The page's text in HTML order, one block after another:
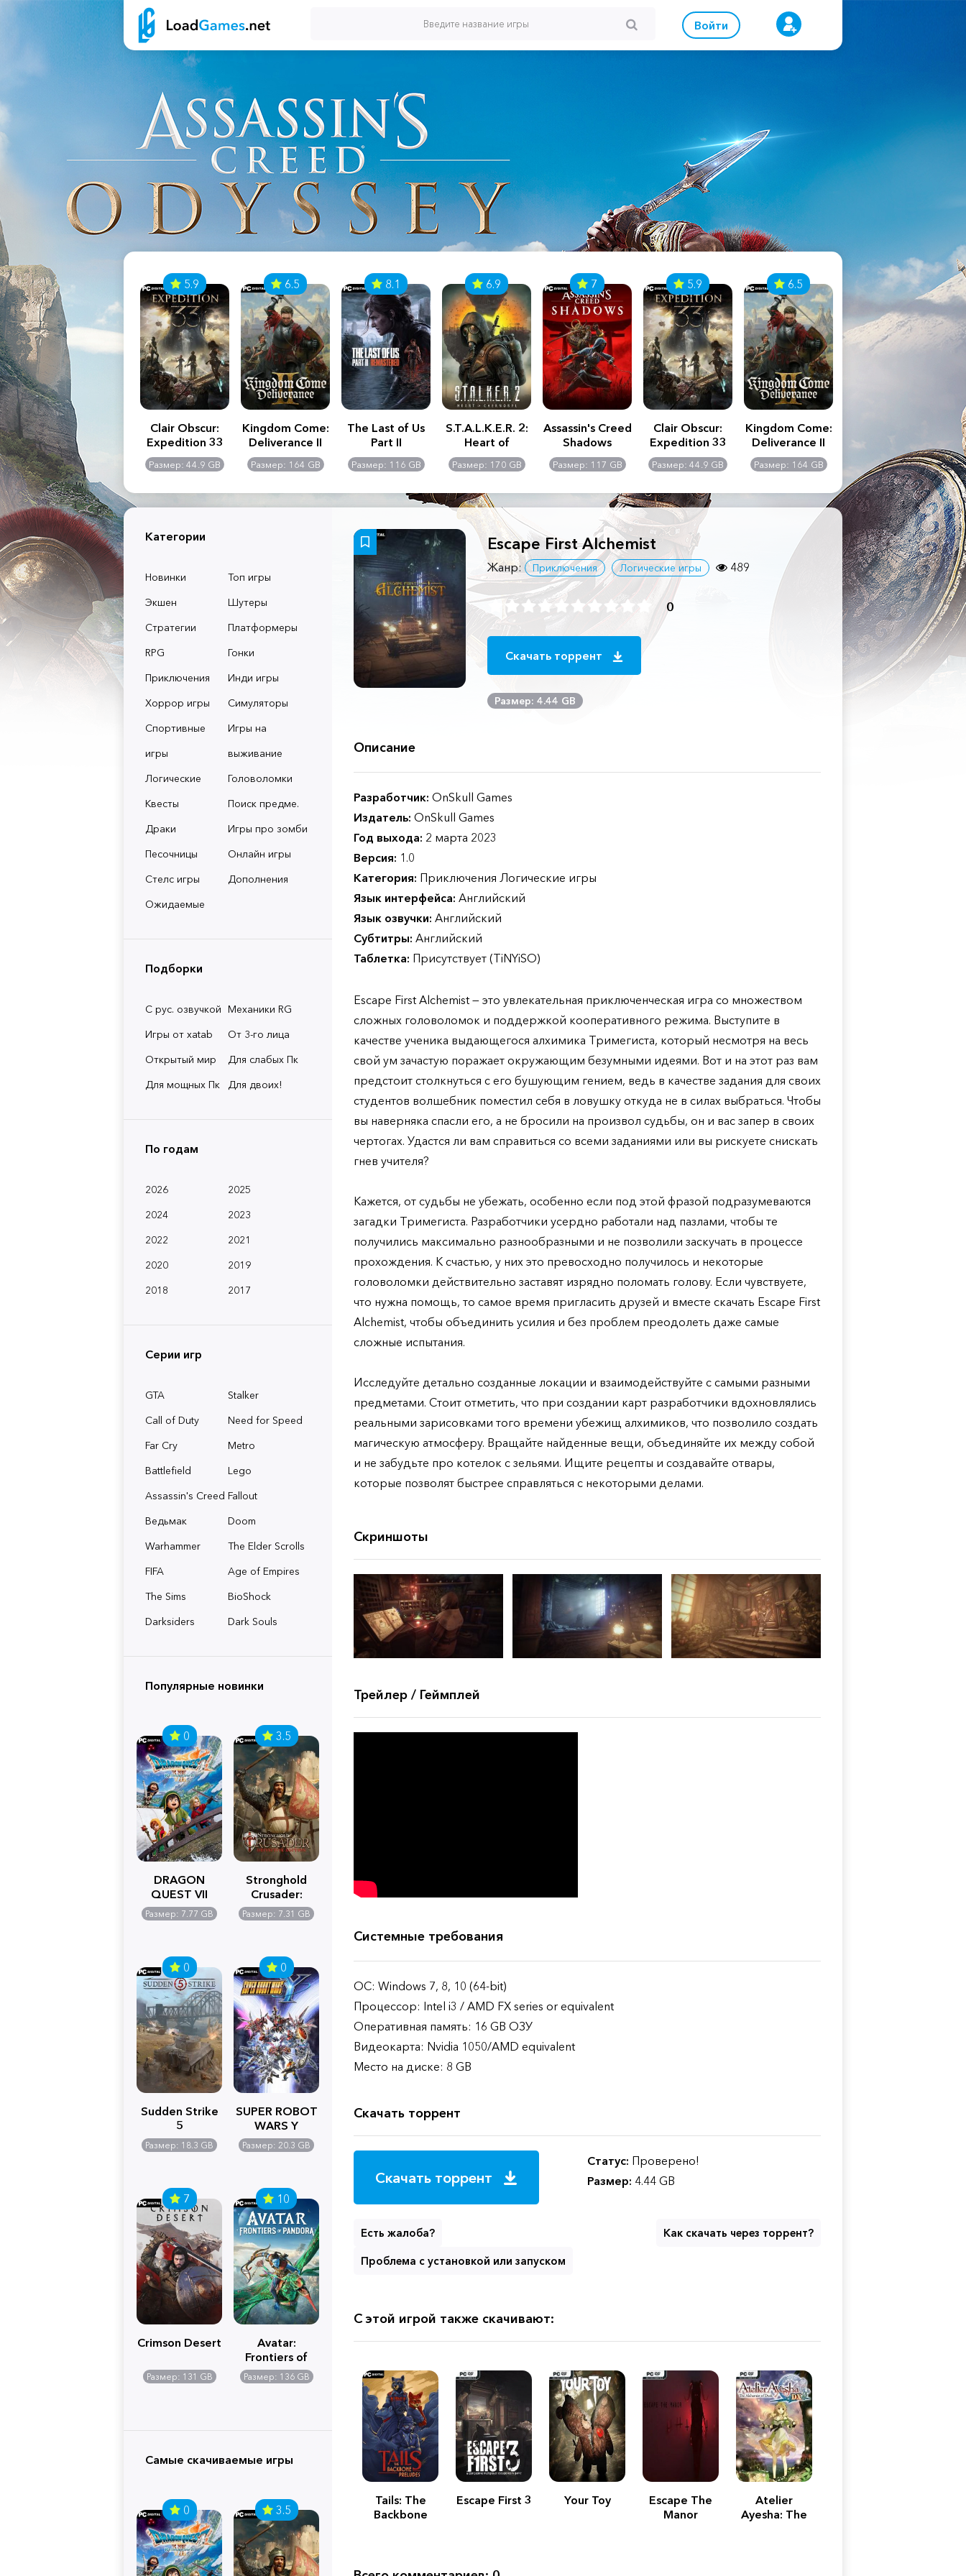
Войти
2:
-
GB
Assassin's Creed
Shadows
Размер: 117 GB
5.9
Clair Obscur:
Expedition 33
Размер: 44.9 GB
6.5
Kingdom Come:
Deliverance II
Размер: 164 GB
8.1
The Last of Us
Part II
Remastered
Размер: 116 GB
6.9
S.T.A.L.K.E.R. 2:
Heart of
Chernobyl -
Ultimate Edition
Размер: 170 GB
7
Assassin's Creed
Shadows
Размер: 117 GB
5.9
Clair Obscur:
Expedition 33
Размер: 44.9 GB
6.5
Kingdom Come:
Deliverance II
Размер: 164 GB
8.1
Remastered
Размер: 116 GB
Категории
Новинки
Топ игры
Экшен
Шутеры
Стратегии
Платформеры
RPG
Гонки
Приключения
Инди игры
Хоррор игры
Симуляторы
Спортивные
игры
Игры на
выживание
Логические
Головоломки
Квесты
Поиск предме.
Драки
Игры про зомби
Песочницы
Онлайн игры
Стелс игры
Дополнения
Ожидаемые
Подборки
С рус. озвучкой Механики RG
Игры от xatab
От 3-го лица
Открытый мир
Для слабых Пк
Для мощных Пк
Для двоих!
По годам
2026
2025
2024
2023
2022
2021
2020
2019
2018
2017
Серии игр
GTA
Stalker
Call of Duty
Need for Speed
Far Cry
Metro
Battlefield
Lego
Assassin's Creed Fallout
Ведьмак
Doom
Warhammer
The Elder Scrolls
FIFA
Age of Empires
The Sims
BioShock
Darksiders
Dark Souls
Популярные новинки
0
DRAGON
QUEST VII
Reimagined
Размер: 7.77 GB
3.5
Stronghold
Crusader:
Definitive
Edition
Размер: 7.31 GB
0
Sudden Strike
5
Размер: 18.3 GB
0
SUPER ROBOT
WARS Y
Размер: 20.3 GB
7
Crimson Desert
Размер: 131 GB
10
Avatar:
Frontiers of
Pandora
Размер: 136 GB
Самые скачиваемые игры
0 3.5
Escape First Alchemist
Жанр: Приключения Логические игры 489
0
Скачать торрент
Размер: 4.44 GB
Описание
Разработчик: OnSkull Games
Издатель: OnSkull Games
Год выхода: 2 марта 2023
Версия: 1.0
Категория: Приключения Логические игры
Язык интерфейса: Английский
Язык озвучки: Английский
Субтитры: Английский
Таблетка: Присутствует (TiNYiSO)
Escape First Alchemist — это увлекательная приключенческая игра со множеством
сложных головоломок и поддержкой кооперативного режима. Выступите в
качестве ученика выдающегося алхимика Тримегиста, который несмотря на весь
свой ум зачастую поражает окружающим безумными идеями. Вот и на этот раз вам
предстоит столкнуться с его бушующим гением, ведь в качестве задания для своих
студентов волшебник поместил себя в ловушку откуда не в силах выбраться. Чтобы
вы наверняка спасли его, а не бросили на произвол судьбы, он и вас запер в своих
чертогах. Удастся ли вам справиться со всеми заданиями или вы рискуете снискать
гнев учителя?
Кажется, от судьбы не убежать, особенно если под этой фразой подразумеваются
загадки Тримегиста. Разработчики усердно работали над пазлами, чтобы те
получились максимально разнообразными и не позволили заскучать в процессе
прохождения. К счастью, у них это превосходно получилось и некоторые
головоломки действительно заставят изрядно поломать голову. Если чувствуете,
что нужна помощь, то самое время пригласить друзей и вместе скачать Escape First
Alchemist, чтобы объединить усилия и без проблем преодолеть даже самые
сложные испытания.
Исследуйте детально созданные локации и взаимодействуйте с самыми разными
предметами. Стоит отметить, что при создании карт разработчики вдохновлялись
реальными зарисовками того времени убежищ алхимиков, что позволило создать
магическую атмосферу. Вращайте найденные вещи, объединяйте их между собой
и не забудьте про котелок с зельями. Ищите рецепты и создавайте отвары,
которые позволят быстрее справляться с некоторыми делами.
Скриншоты
Трейлер / Геймплей
Системные требования
ОС: Windows 7, 8, 10 (64-bit)
Процессор: Intel i3 / AMD FX series or equivalent
Оперативная память: 16 GB ОЗУ
Видеокарта: Nvidia 1050/AMD equivalent
Место на диске: 8 GB
Скачать торрент
Скачать торрент
Статус: Проверено!
Размер: 4.44 GB
Есть жалоба? Как скачать через торрент?
Проблема с установкой или запуском
С этой игрой также скачивают:
Tails: The
Backbone
Escape First 3 Your Toy
Escape The
Manor
Atelier
Ayesha: The